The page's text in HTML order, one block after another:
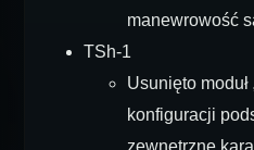
manewrowość
TSh-1
Usunięto moduł
konfiguracji
zewnętrzne